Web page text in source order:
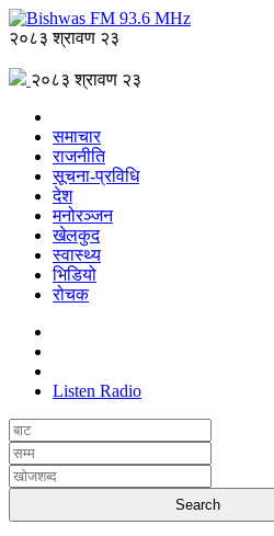
२०८३ श्रावण २३
२०८३ श्रावण २३
समाचार
राजनीति
सूचना-प्रविधि
देश
मनोरञ्जन
खेलकुद
स्वास्थ्य
भिडियो
रोचक
Listen Radio